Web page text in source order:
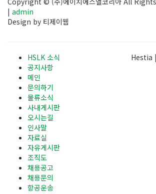
| admin
Design by 티제이웹
HSLK 소식
공지사항
메인
문의하기
물류소식
사내게시판
오시는길
인사말
자료실
자유게시판
조직도
채용공고
채용문의
항공운송
Hestia